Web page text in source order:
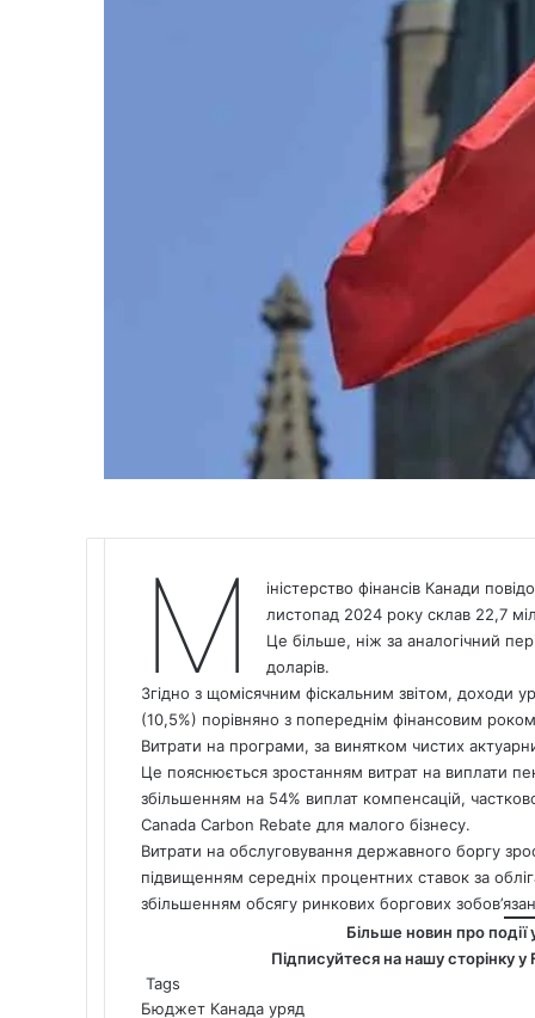
М
іністерство фінансів Канади
листопад 2024 року склав 22,7
Це більше, ніж за аналогічний
доларів.
Згідно з щомісячним фіскальним звітом, доходи
(10,5%) порівняно з попереднім фінансовим
Витрати на програми, за винятком чистих
Це пояснюється зростанням витрат на виплати
збільшенням на 54% виплат компенсацій,
Canada Carbon Rebate для малого бізнесу.
Витрати на обслуговування державного боргу
підвищенням середніх процентних ставок за
збільшенням обсягу ринкових боргових
Більше новин про події
Підписуйтеся на нашу сторінку у
Tags
Бюджет Канада уряд